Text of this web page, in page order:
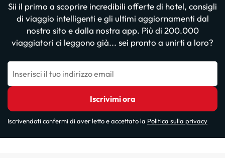
Sii il primo a scoprire incredibili offerte di hotel, consigli
di viaggio intelligenti e gli ultimi aggiornamenti dal
nostro sito e dalla nostra app. Più di 200.000
viaggiatori ci leggono già... sei pronto a unirti a loro?
Inserisci il tuo indirizzo email
Iscrivimi ora
Iscrivendoti confermi di aver letto e accettato la Politica sulla privacy